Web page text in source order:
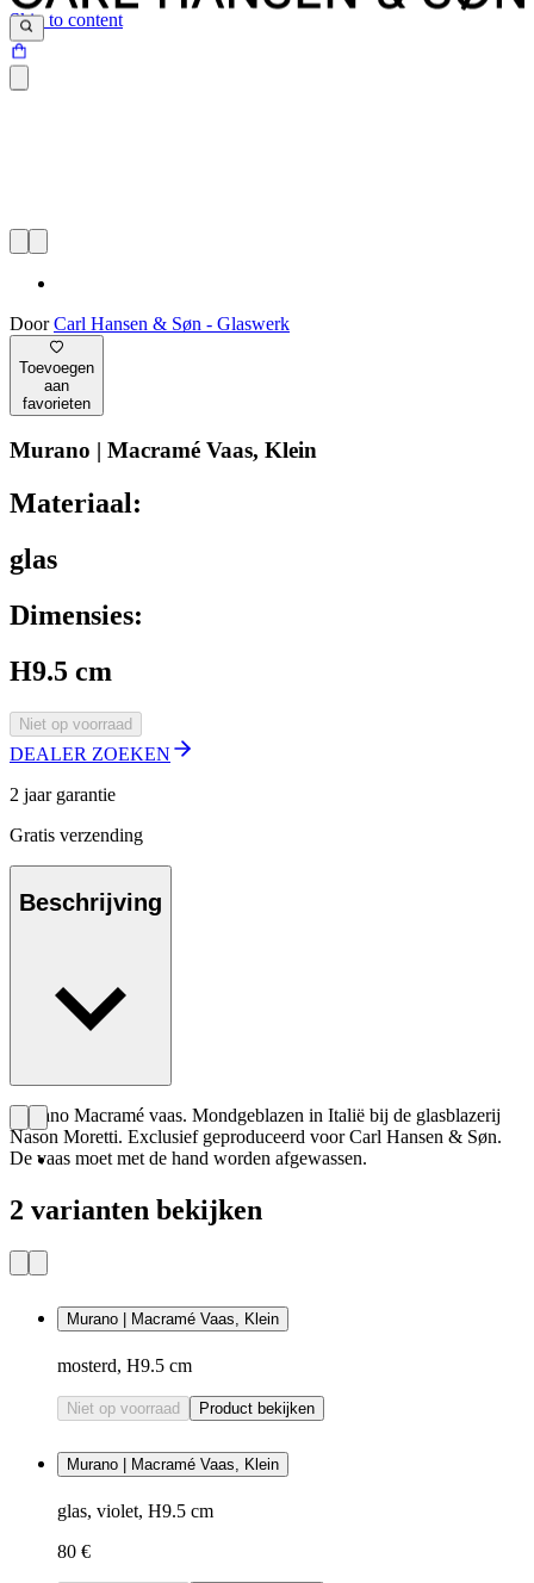
Skip to content
DoorCarl Hansen & Søn - Glaswerk
Toevoegen
aan
favorieten
Murano | Macramé Vaas, Klein
Materiaal:
glas
Dimensies:
H9.5 cm
Niet op voorraad
DEALER ZOEKEN
2 jaar garantie
Gratis verzending
Beschrijving
Murano Macramé vaas. Mondgeblazen in Italië bij de glasblazerij
Nason Moretti. Exclusief geproduceerd voor Carl Hansen & Søn.
De vaas moet met de hand worden afgewassen.
2 varianten bekijken
Murano | Macramé Vaas, Klein
mosterd, H9.5 cm
Niet op voorraad Product bekijken
Murano | Macramé Vaas, Klein
glas, violet, H9.5 cm
80 €